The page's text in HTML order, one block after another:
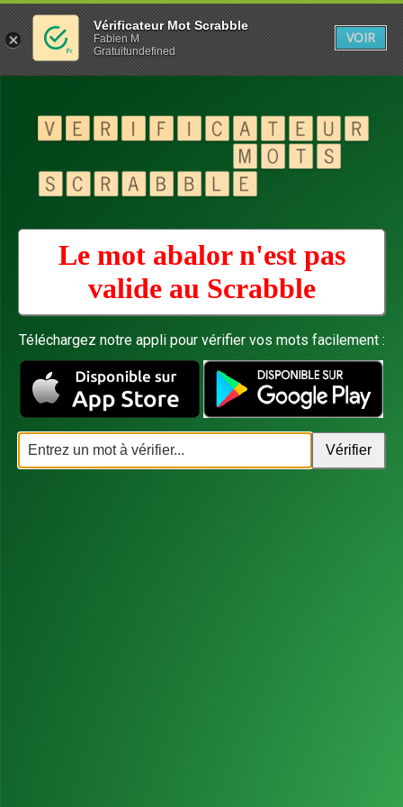
Le mot abalor n'est pas
valide au Scrabble
Téléchargez notre appli pour vérifier vos mots facilement :
Vérificateur Mot Scrabble
Fabien M
Gratuitundefined
VOIR